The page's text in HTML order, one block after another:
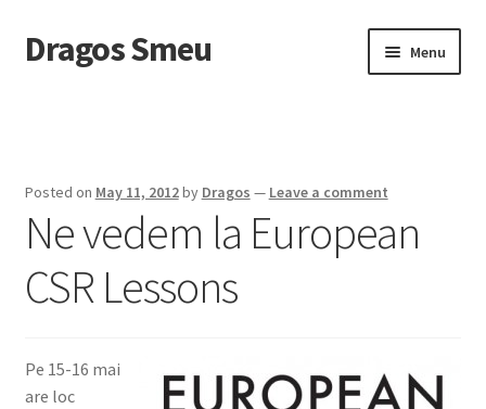
Skip
to
Skip
to
Dragos Smeu Menu
Checkout
Despre mine
Intreaba-ma
Posted on May 11, 2012by Dragos — Leave a comment
Ne vedem la European
CSR Lessons
Pe 15-16 mai
are loc